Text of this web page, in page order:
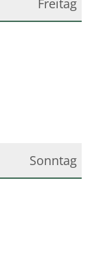
Freitag
Sonntag